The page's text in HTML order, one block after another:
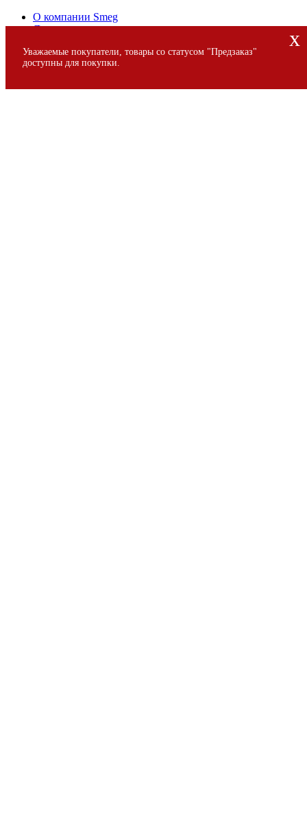
x
Уважаемые покупатели, товары со статусом "Предзаказ"
доступны для покупки.
О компании Smeg
Доставка и оплата
Сервис